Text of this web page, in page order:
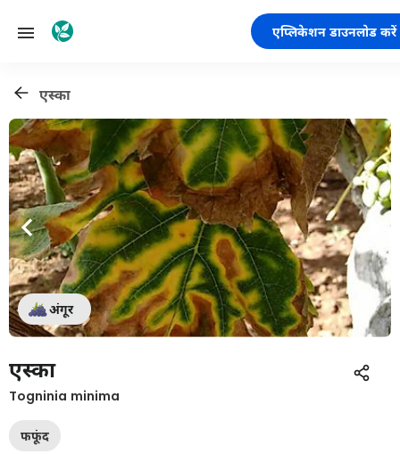
एप्लिकेशन डाउनलोड करें
एस्का
अंगूर
एस्का
Togninia minima
फफूंद